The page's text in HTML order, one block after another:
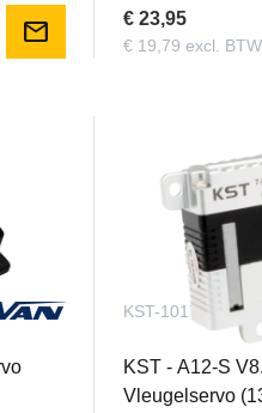
mail € 23,95
€ 19,79 excl. BTW
KST-1017
KST - A12-S
Vleugelservo